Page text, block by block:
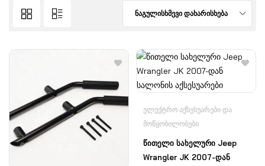
ნაგულისხმევი დახარისხება
ᲔᲚᲔᲥᲢᲠᲝ ᲐᲥᲡᲔᲡᲣᲐᲠᲔᲑᲘ ᲓᲐ
ᲛᲝᲬᲧᲝᲑᲘᲚᲝᲑᲔᲑᲘ
წითელი სახელური Jeep
Wrangler JK 2007-დან